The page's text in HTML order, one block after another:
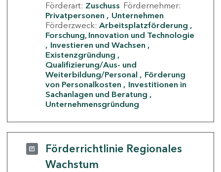
Förderart: Zuschuss Fördernehmer:
Privatpersonen
Unternehmen
Förderzweck: Arbeitsplatzförderung
Forschung, Innovation und Technologie
Investieren und Wachsen
Existenzgründung
Qualifizierung/Aus- und
Weiterbildung/Personal
Förderung
von Personalkosten
Investitionen in
Sachanlagen und Beratung
Unternehmensgründung
Förderrichtlinie Regionales
Wachstum